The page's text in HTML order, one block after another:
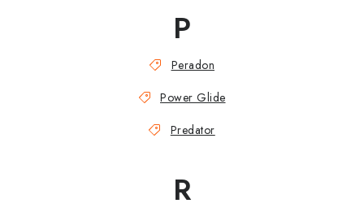
P
Peradon
Power Glide
Predator
R